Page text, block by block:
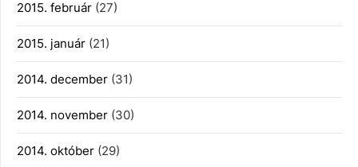
2015. február (27)
2015. január (21)
2014. december (31)
2014. november (30)
2014. október (29)